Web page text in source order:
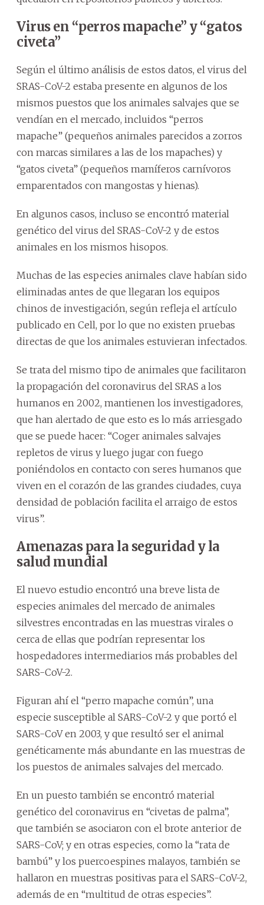
Virus en “perros mapache” y “gatos
civeta”
Según el último análisis de estos datos, el virus del
SRAS-CoV-2 estaba presente en algunos de los
mismos puestos que los animales salvajes que se
vendían en el mercado, incluidos “perros
mapache” (pequeños animales parecidos a zorros
con marcas similares a las de los mapaches) y
“gatos civeta” (pequeños mamíferos carnívoros
emparentados con mangostas y hienas).
En algunos casos, incluso se encontró material
genético del virus del SRAS-CoV-2 y de estos
animales en los mismos hisopos.
Muchas de las especies animales clave habían sido
eliminadas antes de que llegaran los equipos
chinos de investigación, según refleja el artículo
publicado en Cell, por lo que no existen pruebas
directas de que los animales estuvieran infectados.
Se trata del mismo tipo de animales que facilitaron
la propagación del coronavirus del SRAS a los
humanos en 2002, mantienen los investigadores,
que han alertado de que esto es lo más arriesgado
que se puede hacer: “Coger animales salvajes
repletos de virus y luego jugar con fuego
poniéndolos en contacto con seres humanos que
viven en el corazón de las grandes ciudades, cuya
densidad de población facilita el arraigo de estos
virus”.
Amenazas para la seguridad y la
salud mundial
El nuevo estudio encontró una breve lista de
especies animales del mercado de animales
silvestres encontradas en las muestras virales o
cerca de ellas que podrían representar los
hospedadores intermediarios más probables del
SARS-CoV-2.
Figuran ahí el “perro mapache común”, una
especie susceptible al SARS-CoV-2 y que portó el
SARS-CoV en 2003, y que resultó ser el animal
genéticamente más abundante en las muestras de
los puestos de animales salvajes del mercado.
En un puesto también se encontró material
genético del coronavirus en “civetas de palma”,
que también se asociaron con el brote anterior de
SARS-CoV; y en otras especies, como la “rata de
bambú” y los puercoespines malayos, también se
hallaron en muestras positivas para el SARS-CoV-2,
además de en “multitud de otras especies”.